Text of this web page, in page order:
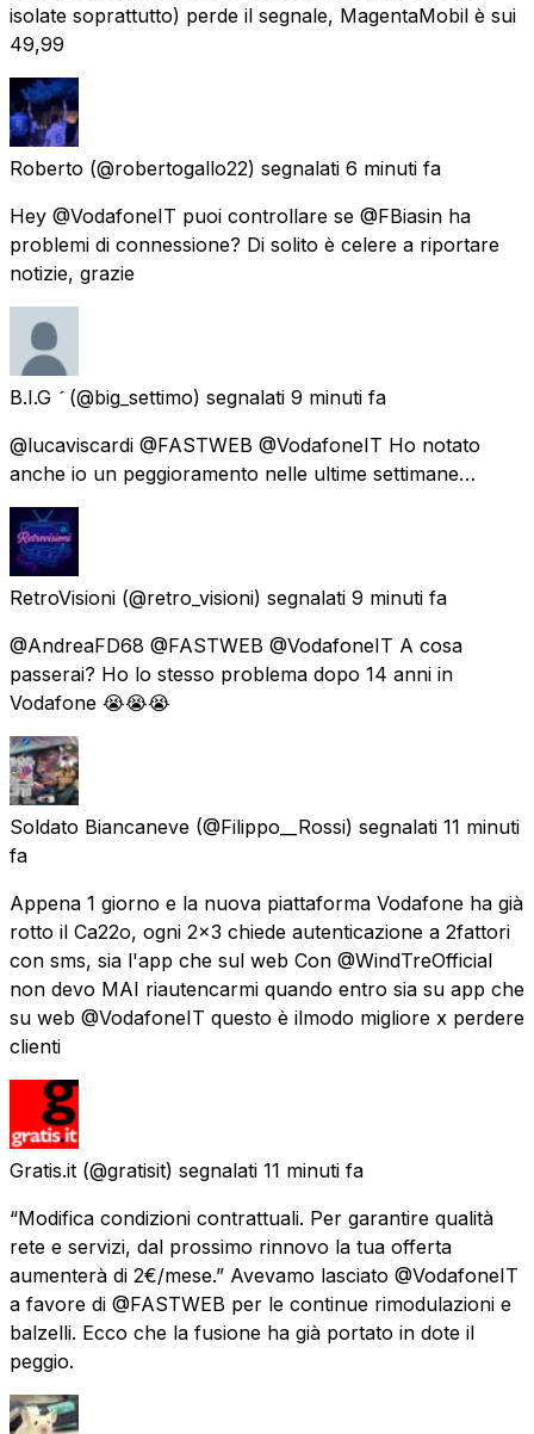
isolate soprattutto) perde il segnale, MagentaMobil è sui
49,99
Roberto (@robertogallo22) segnalati 6 minuti fa
Hey @VodafoneIT puoi controllare se @FBiasin ha
problemi di connessione? Di solito è celere a riportare
notizie, grazie
B.I.G  (@big_settimo) segnalati 9 minuti fa
@lucaviscardi @FASTWEB @VodafoneIT Ho notato
anche io un peggioramento nelle ultime settimane…
RetroVisioni (@retro_visioni) segnalati 9 minuti fa
@AndreaFD68 @FASTWEB @VodafoneIT A cosa
passerai? Ho lo stesso problema dopo 14 anni in
Vodafone 😭😭😭
Soldato Biancaneve (@Filippo__Rossi) segnalati 11 minuti
fa
Appena 1 giorno e la nuova piattaforma Vodafone ha già
rotto il Ca22o, ogni 2x3 chiede autenticazione a 2fattori
con sms, sia l'app che sul web Con @WindTreOfficial
non devo MAI riautencarmi quando entro sia su app che
su web @VodafoneIT questo è ilmodo migliore x perdere
clienti
Gratis.it (@gratisit) segnalati 11 minuti fa
“Modifica condizioni contrattuali. Per garantire qualità
rete e servizi, dal prossimo rinnovo la tua offerta
aumenterà di 2€/mese.” Avevamo lasciato @VodafoneIT
a favore di @FASTWEB per le continue rimodulazioni e
balzelli. Ecco che la fusione ha già portato in dote il
peggio.